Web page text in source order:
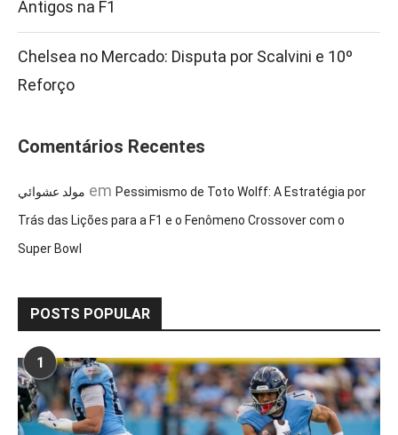
Antigos na F1
Chelsea no Mercado: Disputa por Scalvini e 10º
Reforço
Comentários Recentes
مولد عشوائي em Pessimismo de Toto Wolff: A Estratégia por
Trás das Lições para a F1 e o Fenômeno Crossover com o
Super Bowl
POSTS POPULAR
1